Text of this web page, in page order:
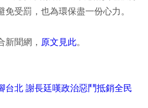
受罰，也為環保盡一份心力。
聞網， 原文見此。
台北 謝長廷嘆政治惡鬥抵銷全民